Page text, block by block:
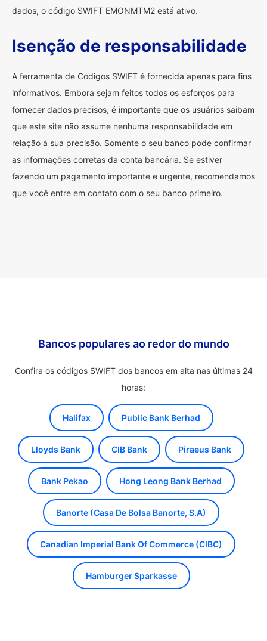
dados, o código SWIFT EMONMTM2 está ativo.
Isenção de responsabilidade
A ferramenta de Códigos SWIFT é fornecida apenas para fins
informativos. Embora sejam feitos todos os esforços para
fornecer dados precisos, é importante que os usuários saibam
que este site não assume nenhuma responsabilidade em
relação à sua precisão. Somente o seu banco pode confirmar
as informações corretas da conta bancária. Se estiver
fazendo um pagamento importante e urgente, recomendamos
que você entre em contato com o seu banco primeiro.
Bancos populares ao redor do mundo
Confira os códigos SWIFT dos bancos em alta nas últimas 24
horas:
Halifax Public Bank Berhad
Lloyds Bank CIB Bank Piraeus Bank
Bank Pekao Hong Leong Bank Berhad
Banorte (Casa De Bolsa Banorte, S.A)
Canadian Imperial Bank Of Commerce (CIBC)
Hamburger Sparkasse